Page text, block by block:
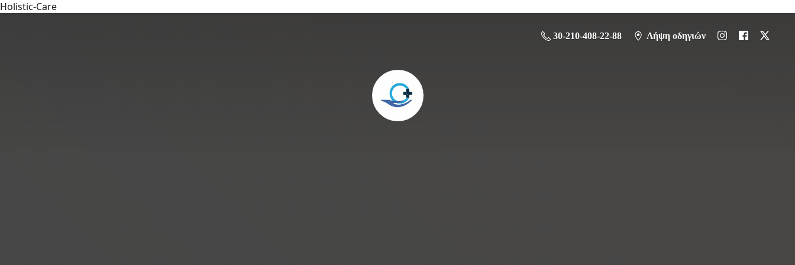
Holistic-Care
30-210-408-22-88 Λήψη οδηγιών